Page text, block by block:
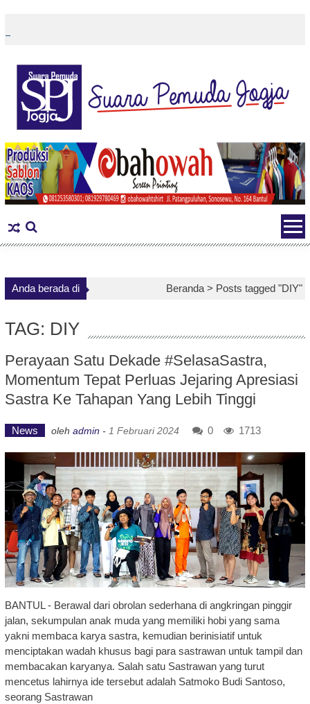
content
Anda berada di Beranda > Posts tagged "DIY"
TAG: DIY
Perayaan Satu Dekade #SelasaSastra,
Momentum Tepat Perluas Jejaring Apresiasi
Sastra Ke Tahapan Yang Lebih Tinggi
News oleh admin - 1 Februari 2024 0 1713
BANTUL - Berawal dari obrolan sederhana di angkringan pinggir
jalan, sekumpulan anak muda yang memiliki hobi yang sama
yakni membaca karya sastra, kemudian berinisiatif untuk
menciptakan wadah khusus bagi para sastrawan untuk tampil dan
membacakan karyanya. Salah satu Sastrawan yang turut
mencetus lahirnya ide tersebut adalah Satmoko Budi Santoso,
seorang Sastrawan